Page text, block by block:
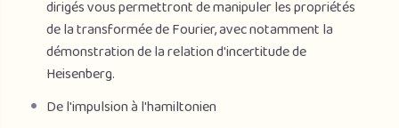
dirigés vous permettront de manipuler les propriétés
de la transformée de Fourier, avec notamment la
démonstration de la relation d'incertitude de
Heisenberg.
De l'impulsion à l'hamiltonien